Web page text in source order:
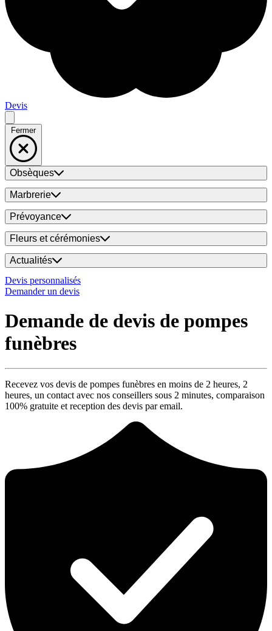
Devis
Fermer
Obsèques
Marbrerie
Prévoyance
Fleurs et cérémonies
Actualités
Devis personnalisés
Demander un devis
Demande de devis de pompes
funèbres
Recevez vos devis de pompes funèbres en moins de 2 heures, 2
heures, un contact avec nos conseillers sous 2 minutes, comparaison
100% gratuite et reception des devis par email.